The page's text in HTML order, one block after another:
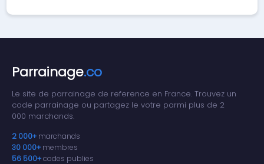
Parrainage.co
Le site de parrainage de reference en France. Trouvez un
code parrainage ou partagez le votre parmi plus de 2
000 marchands.
2 000+ marchands
30 000+ membres
56 500+codes publies